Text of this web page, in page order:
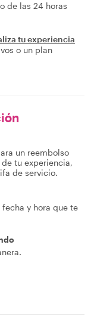
de las 24 horas
tu experiencia
o un plan
un reembolso
tu experiencia,
de servicio.
y hora que te